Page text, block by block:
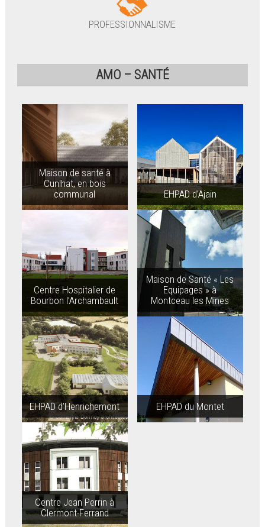
PROFESSIONNALISME
AMO – SANTÉ
Maison de santé à
Cunlhat, en bois
communal
EHPAD d’Ajain
Centre Hospitalier de
Bourbon l’Archambault
Maison de Santé « Les
Equipages » à
Montceau les Mines
EHPAD d’Henrichemont EHPAD du Montet
Centre Jean Perrin à
Clermont-Ferrand